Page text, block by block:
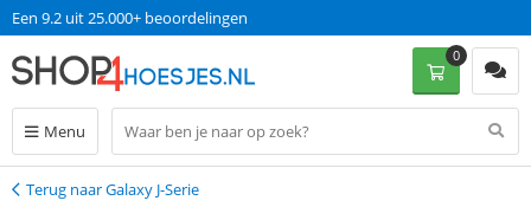
Een 9.2 uit 25.000+ beoordelingen
Menu
0
Terug
Terug naar Galaxy J-Serie